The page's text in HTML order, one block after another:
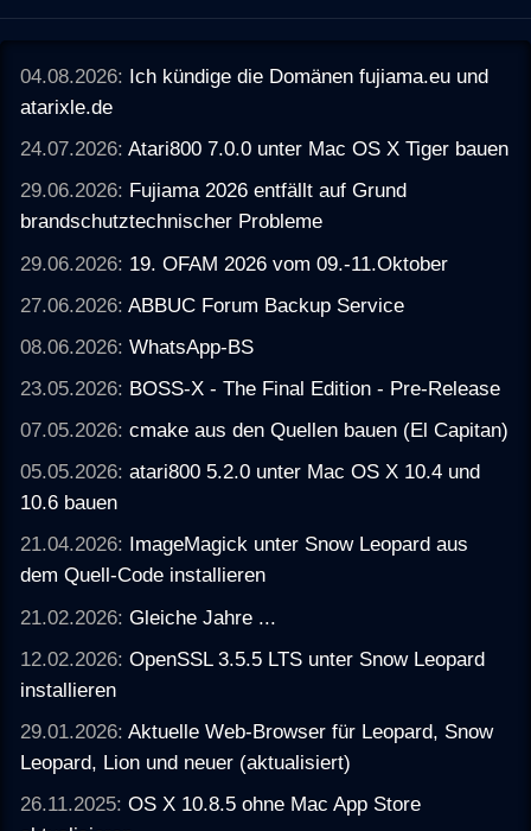
04.08.2026: Ich kündige die Domänen fujiama.eu und
atarixle.de
24.07.2026:Atari800 7.0.0 unter Mac OS X Tiger bauen
29.06.2026: Fujiama 2026 entfällt auf Grund
brandschutztechnischer Probleme
29.06.2026: 19. OFAM 2026 vom 09.-11.Oktober
27.06.2026:ABBUC Forum Backup Service
08.06.2026:WhatsApp-BS
23.05.2026: BOSS-X - The Final Edition - Pre-Release
07.05.2026:cmake aus den Quellen bauen (El Capitan)
05.05.2026:atari800 5.2.0 unter Mac OS X 10.4 und
10.6 bauen
21.04.2026: ImageMagick unter Snow Leopard aus
dem Quell-Code installieren
21.02.2026:Gleiche Jahre ...
12.02.2026:OpenSSL 3.5.5 LTS unter Snow Leopard
installieren
29.01.2026:Aktuelle Web-Browser für Leopard, Snow
Leopard, Lion und neuer (aktualisiert)
26.11.2025:OS X 10.8.5 ohne Mac App Store